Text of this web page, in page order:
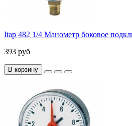
Itap 482 1/4 Манометр боковое
393 руб
В корзину